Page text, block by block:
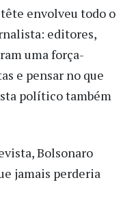
envolveu todo o
editores,
uma força-
e pensar no que
político também
Bolsonaro
jamais perderia